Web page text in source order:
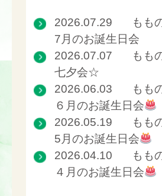
2026.07.29
もも
7月のお誕生日会
2026.07.07
もも
七夕会☆
2026.06.03
もも
６月のお誕生日会
2026.05.19
もも
5月のお誕生日会
2026.04.10
もも
４月のお誕生日会